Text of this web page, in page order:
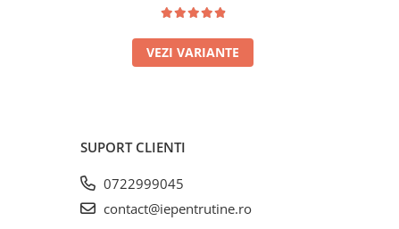
VEZI VARIANTE
SUPORT CLIENTI
0722999045
contact@iepentrutine.ro